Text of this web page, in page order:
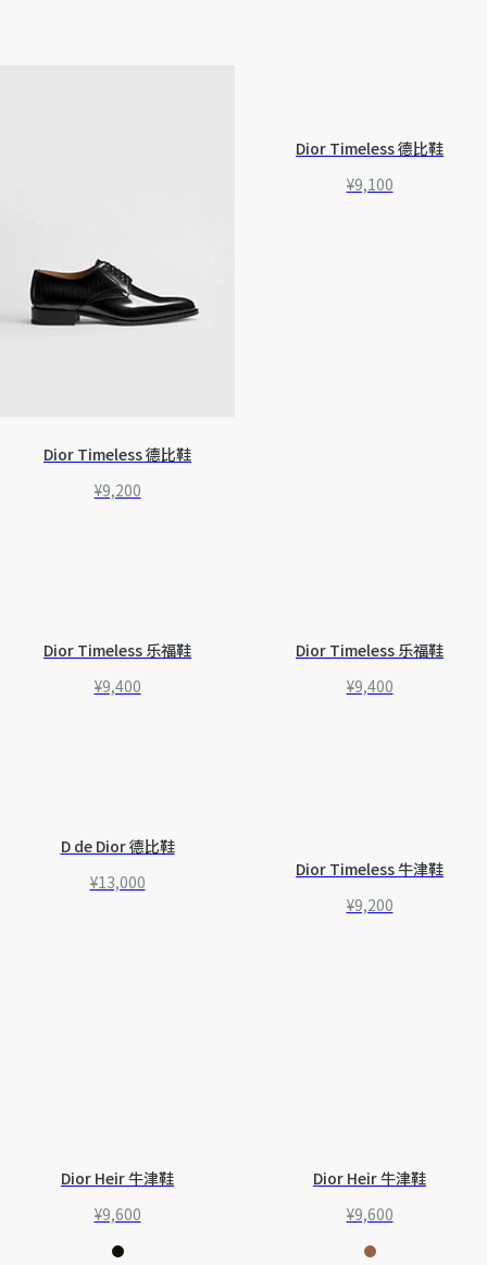
Dior Timeless 德比鞋
¥9,200
Dior Timeless 德比鞋
¥9,100
Dior Timeless 乐福鞋
¥9,400
Dior Timeless 乐福鞋
¥9,400
D de Dior 德比鞋
¥13,000
Dior Timeless 牛津鞋
¥9,200
Dior Heir 牛津鞋
¥9,600
Dior Heir 牛津鞋
¥9,600